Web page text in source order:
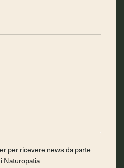
per ricevere news da parte
Naturopatia